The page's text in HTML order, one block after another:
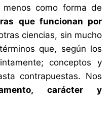
como forma de
que funcionan por
ciencias, sin mucho
que, según los
conceptos y
contrapuestas. Nos
carácter y